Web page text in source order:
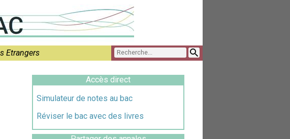
Etrangers
Accès direct
Simulateur de notes au bac
Réviser le bac avec des livres